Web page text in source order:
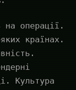
на операції.
країнах.
Культура